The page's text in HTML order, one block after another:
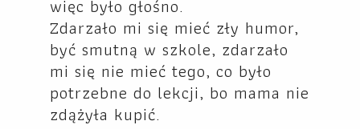
więc było głośno.
Zdarzało mi się mieć zły humor,
być smutną w szkole, zdarzało
mi się nie mieć tego, co było
potrzebne do lekcji, bo mama nie
zdążyła kupić.